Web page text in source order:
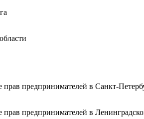
предпринимателей в Санкт-
предпринимателей в